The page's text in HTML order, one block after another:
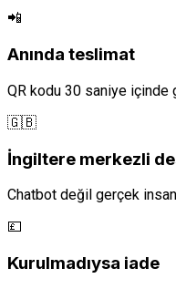
📲
Anında teslimat
QR kodu 30 saniye içinde
🇬🇧
İngiltere merkezli
Chatbot değil gerçek
💷
Kurulmadıysa iade